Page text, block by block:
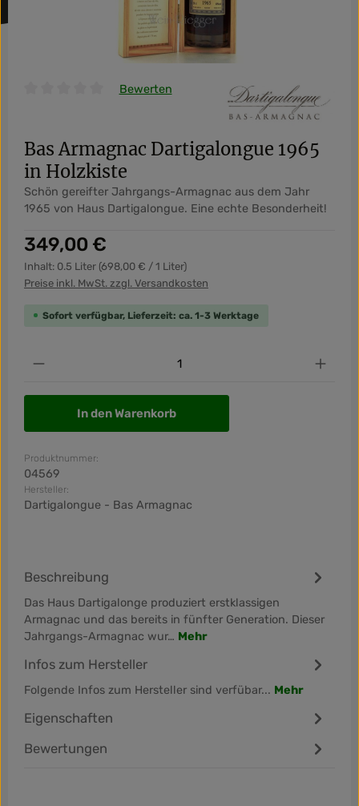
Durchschnittliche Bewertung von 0 von 5 Sternen
Bewerten
Bas Armagnac Dartigalongue 1965
in Holzkiste
Schön gereifter Jahrgangs-Armagnac aus dem Jahr
1965 von Haus Dartigalongue. Eine echte Besonderheit!
Regulärer Preis:
349,00 €
Inhalt: 0.5 Liter (698,00 € / 1 Liter)
Preise inkl. MwSt. zzgl. Versandkosten
Sofort verfügbar, Lieferzeit: ca. 1-3 Werktage
Produkt Anzahl: Gib den gewünschten Wert
In den Warenkorb
Produktnummer:
04569
Hersteller:
Dartigalongue - Bas Armagnac
Beschreibung
Das Haus Dartigalonge produziert erstklassigen
Armagnac und das bereits in fünfter Generation. Dieser
Jahrgangs-Armagnac wur… Mehr
Infos zum Hersteller
Folgende Infos zum Hersteller sind verfübar... Mehr
Eigenschaften
Bewertungen